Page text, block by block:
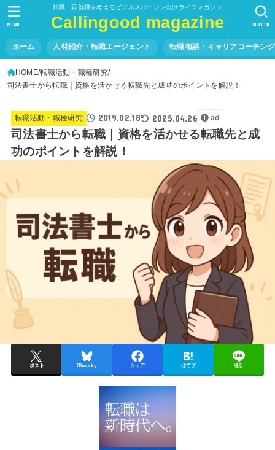
転職・再就職を考えるビジネスパーソン向けライフマガジン
Callingood magazine
ホーム 人材紹介・転職エージェント 転職相談・キャリアコーチング
SEARCH
MENU
HOME 転職活動・職種研究
司法書士から転職｜資格を活かせる転職先と成功のポイントを解説！
転職活動・職種研究 2019.02.18 2025.04.26 ad
司法書士から転職｜資格を活かせる転職先と成
功のポイントを解説！
ポスト Bluesky シェア はてブ 送る